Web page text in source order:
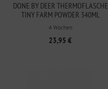
DONE BY DEER THERMOFLASCHE
TINY FARM POWDER 340ML
4 Wochen
23,95 €